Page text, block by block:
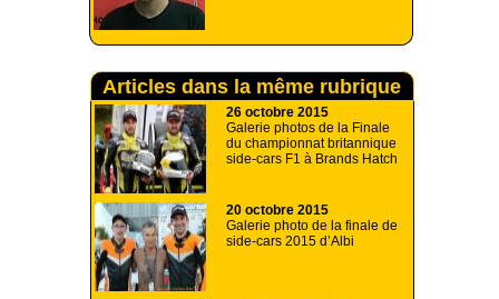
Articles dans la même rubrique
26 octobre 2015
Galerie photos de la Finale
du championnat britannique
side-cars F1 à Brands Hatch
20 octobre 2015
Galerie photo de la finale de
side-cars 2015 d’Albi